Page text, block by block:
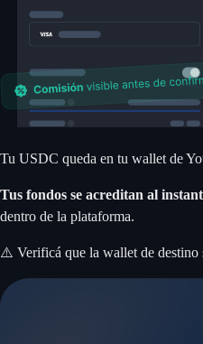
Tu USDC queda en tu wallet de
Tus fondos se acreditan al
dentro de la plataforma.
⚠️ Verificá que la wallet de destino